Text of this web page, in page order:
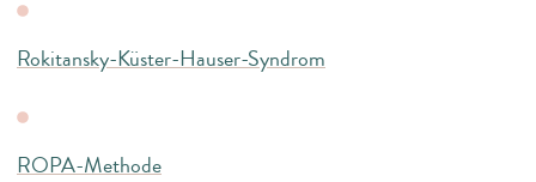
Rokitansky-Küster-Hauser-Syndrom
ROPA-Methode